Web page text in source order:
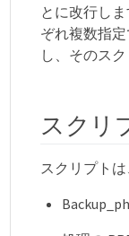
とに改行し
ぞれ複数指
し、そのス
スクリ
スクリプト